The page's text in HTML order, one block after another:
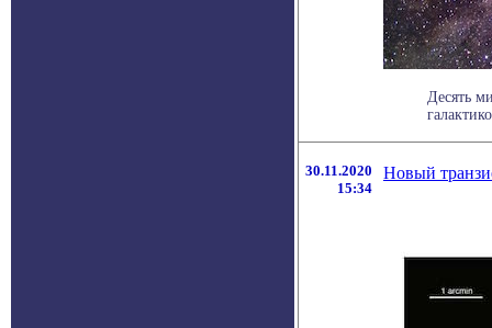
Десять
30.11.2020
15:34
Новый